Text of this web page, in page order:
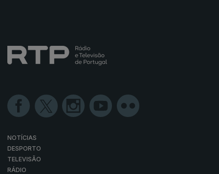
NOTÍCIAS
DESPORTO
TELEVISÃO
RÁDIO